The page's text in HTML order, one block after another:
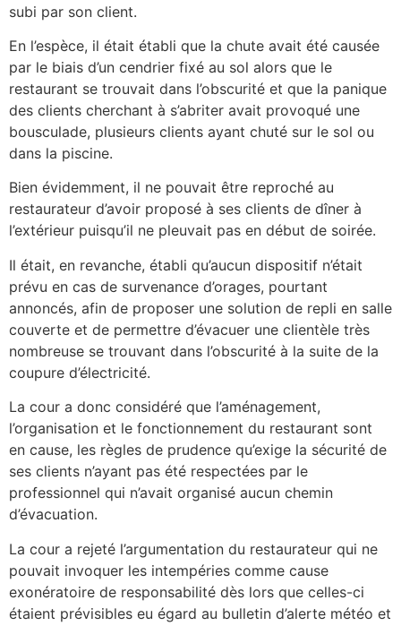
subi par son client.
En l’espèce, il était établi que la chute avait été causée
par le biais d’un cendrier fixé au sol alors que le
restaurant se trouvait dans l’obscurité et que la panique
des clients cherchant à s’abriter avait provoqué une
bousculade, plusieurs clients ayant chuté sur le sol ou
dans la piscine.
Bien évidemment, il ne pouvait être reproché au
restaurateur d’avoir proposé à ses clients de dîner à
l’extérieur puisqu’il ne pleuvait pas en début de soirée.
Il était, en revanche, établi qu’aucun dispositif n’était
prévu en cas de survenance d’orages, pourtant
annoncés, afin de proposer une solution de repli en salle
couverte et de permettre d’évacuer une clientèle très
nombreuse se trouvant dans l’obscurité à la suite de la
coupure d’électricité.
La cour a donc considéré que l’aménagement,
l’organisation et le fonctionnement du restaurant sont
en cause, les règles de prudence qu’exige la sécurité de
ses clients n’ayant pas été respectées par le
professionnel qui n’avait organisé aucun chemin
d’évacuation.
La cour a rejeté l’argumentation du restaurateur qui ne
pouvait invoquer les intempéries comme cause
exonératoire de responsabilité dès lors que celles-ci
étaient prévisibles eu égard au bulletin d’alerte météo et